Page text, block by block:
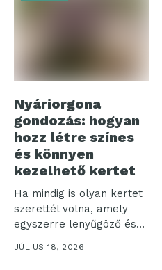
Nyáriorgona
gondozás: hogyan
hozz létre színes
és könnyen
kezelhető kertet
Ha mindig is olyan kertet
szerettél volna, amely
egyszerre lenyűgöző és
nem...
JÚLIUS 18, 2026